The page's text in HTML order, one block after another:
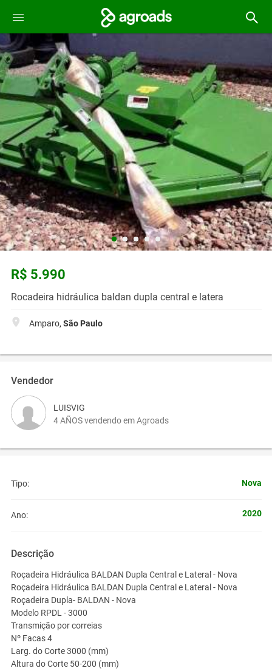
R$ 5.990
Rocadeira hidráulica baldan dupla central e latera
Amparo, São Paulo
Vendedor
LUISVIG
4 AÑOS vendendo em Agroads
Tipo: Nova
Ano: 2020
Descrição
Roçadeira Hidráulica BALDAN Dupla Central e Lateral - Nova
Roçadeira Hidráulica BALDAN Dupla Central e Lateral - Nova
Roçadeira Dupla- BALDAN - Nova
Modelo RPDL - 3000
Transmição por correias
Nº Facas 4
Larg. do Corte 3000 (mm)
Altura do Corte 50-200 (mm)